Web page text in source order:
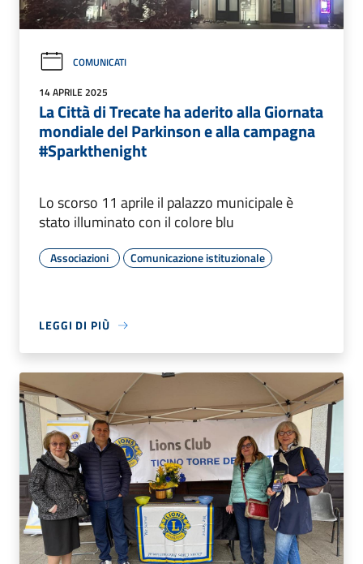
COMUNICATI
14 APRILE 2025
La Città di Trecate ha aderito alla Giornata
mondiale del Parkinson e alla campagna
#Sparkthenight
Lo scorso 11 aprile il palazzo municipale è
stato illuminato con il colore blu
Associazioni Comunicazione istituzionale
LEGGI DI PIÙ